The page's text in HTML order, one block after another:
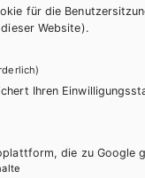
Lehrbuch mit
Lehrbuch E-
für die
Website).
Ihren
die zu Google